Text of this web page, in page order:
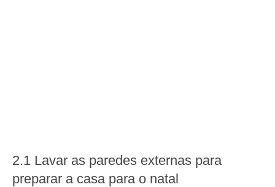
2.1 Lavar as paredes externas para
preparar a casa para o natal